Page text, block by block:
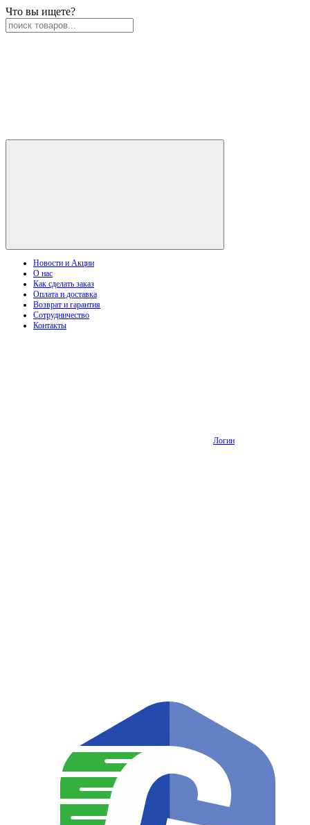
Что вы ищете?
Новости и Акции
О нас
Как сделать заказ
Оплата и доставка
Возврат и гарантия
Сотрудничество
Контакты
Логин